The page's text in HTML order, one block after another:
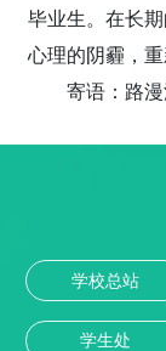
毕业生。在长
心理的阴霾，重
寄语：路
学校总站
学生处